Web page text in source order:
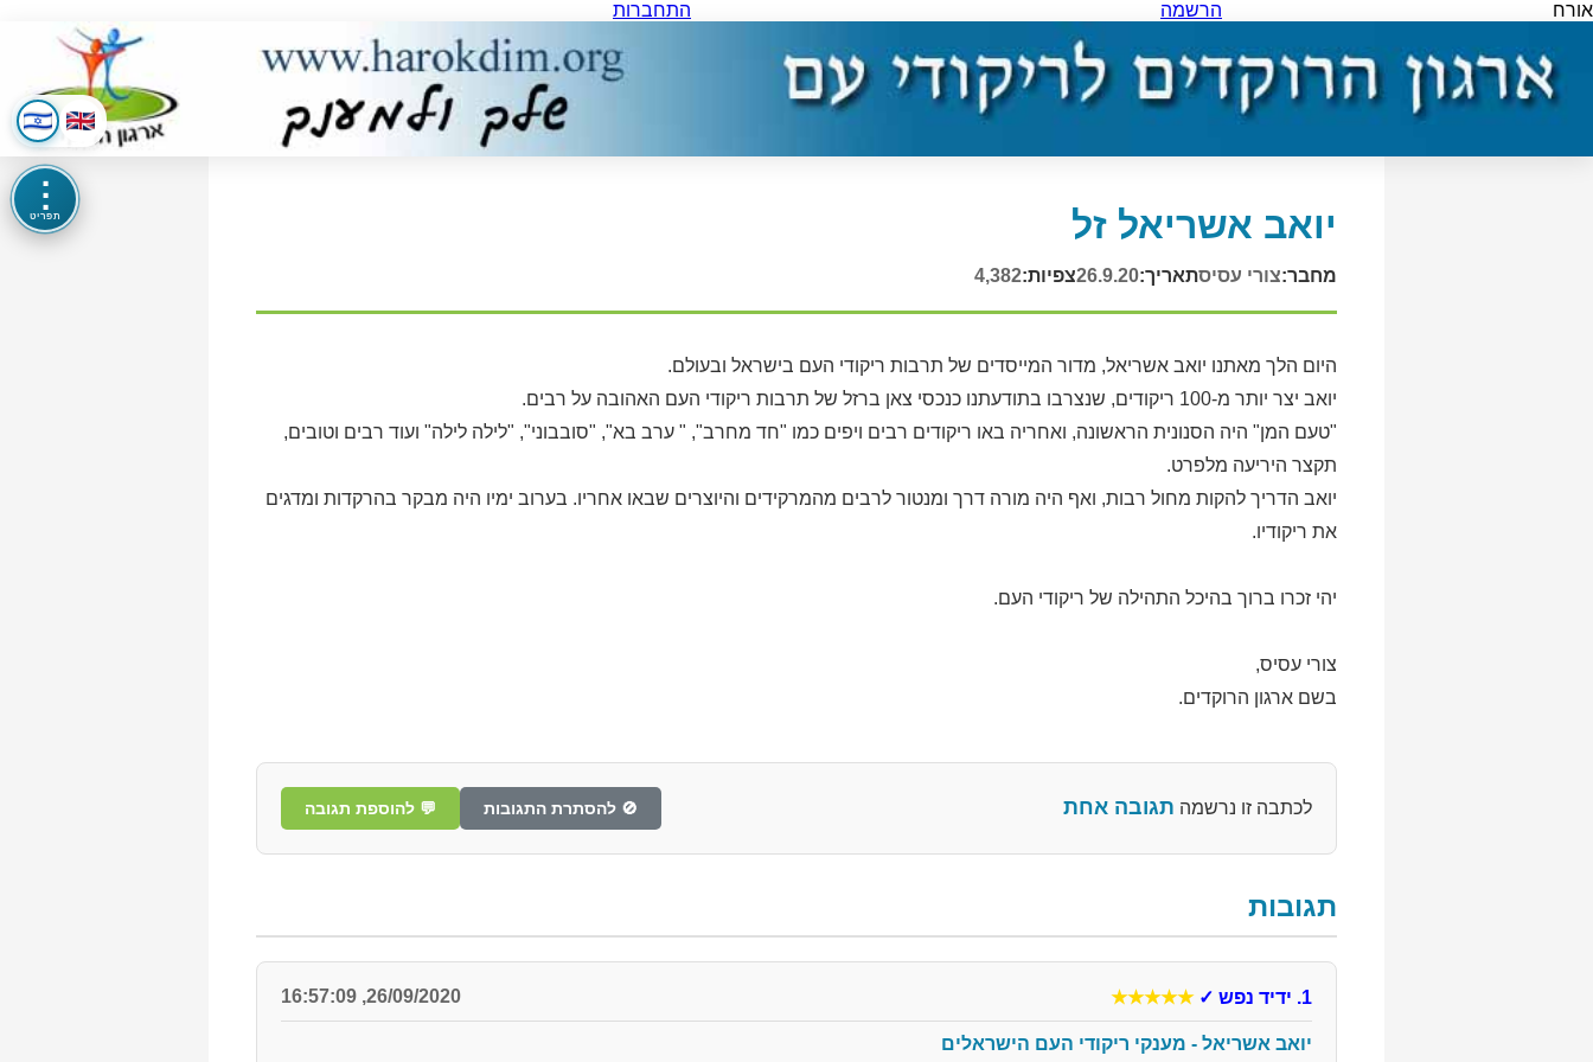
אורח הרשמה התחברות
⋮
תפריט יואב אשריאל זל
מחבר:צורי עסיסתאריך:26.9.20צפיות:4,382
היום הלך מאתנו יואב אשריאל, מדור המייסדים של תרבות ריקודי העם בישראל ובעולם.
יואב יצר יותר מ-100 ריקודים, שנצרבו בתודעתנו כנכסי צאן ברזל של תרבות ריקודי העם האהובה על רבים.
"טעם המן" היה הסנונית הראשונה, ואחריה באו ריקודים רבים ויפים כמו "חד מחרב", " ערב בא", "סובבוני", "לילה לילה" ועוד רבים וטובים,
תקצר היריעה מלפרט.
יואב הדריך להקות מחול רבות, ואף היה מורה דרך ומנטור לרבים מהמרקידים והיוצרים שבאו אחריו. בערוב ימיו היה מבקר בהרקדות ומדגים
את ריקודיו.
יהי זכרו ברוך בהיכל התהילה של ריקודי העם.
צורי עסיס,
בשם ארגון הרוקדים.
לכתבה זו נרשמה תגובה אחת 🚫 להסתרת התגובות 💬 להוספת תגובה
תגובות
1. ידיד נפש ✓
★★★★★
26/09/2020, 16:57:09
יואב אשריאל - מענקי ריקודי העם הישראלים